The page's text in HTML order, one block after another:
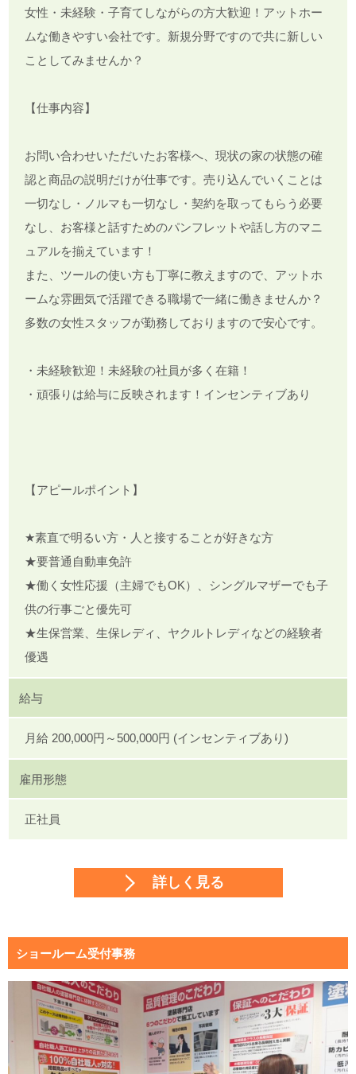
女性・未経験・子育てしながらの方大歓迎！アットホー
ムな働きやすい会社です。新規分野ですので共に新しい
ことしてみませんか？
【仕事内容】
お問い合わせいただいたお客様へ、現状の家の状態の確
認と商品の説明だけが仕事です。売り込んでいくことは
一切なし・ノルマも一切なし・契約を取ってもらう必要
なし、お客様と話すためのパンフレットや話し方のマニ
ュアルを揃えています！
また、ツールの使い方も丁寧に教えますので、アットホ
ームな雰囲気で活躍できる職場で一緒に働きませんか？
多数の女性スタッフが勤務しておりますので安心です。
・未経験歓迎！未経験の社員が多く在籍！
・頑張りは給与に反映されます！インセンティブあり
【アピールポイント】
★素直で明るい方・人と接することが好きな方
★要普通自動車免許
★働く女性応援（主婦でもOK）、シングルマザーでも子
供の行事ごと優先可
★生保営業、生保レディ、ヤクルトレディなどの経験者
優遇
給与
月給 200,000円～500,000円 (インセンティブあり)
雇用形態
正社員
詳しく見る
ショールーム受付事務